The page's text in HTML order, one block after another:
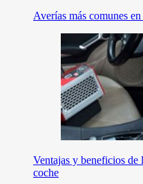
Averías más comunes
Ventajas y beneficios de
coche